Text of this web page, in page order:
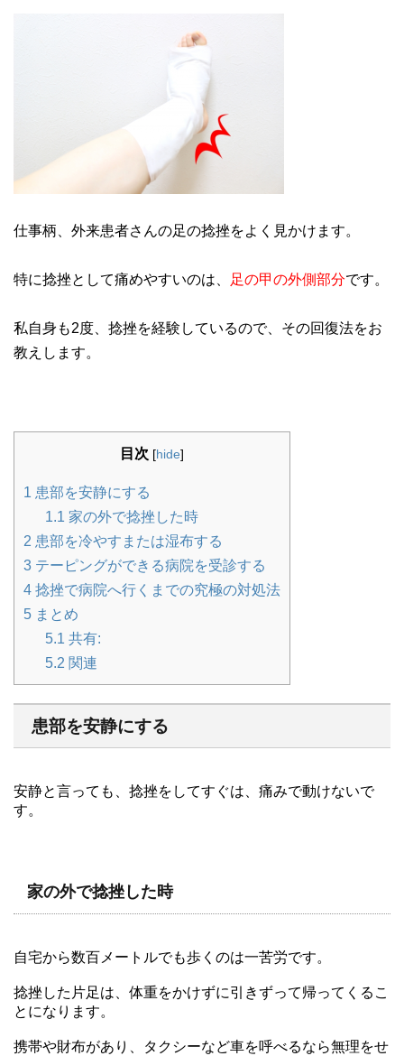
仕事柄、外来患者さんの足の捻挫をよく見かけます。
特に捻挫として痛めやすいのは、 足の甲の外側部分です。
私自身も2度、捻挫を経験しているので、その回復法をお
教えします。
目次 [hide]
1 患部を安静にする
1.1 家の外で捻挫した時
2 患部を冷やすまたは湿布する
3 テーピングができる病院を受診する
4 捻挫で病院へ行くまでの究極の対処法
5 まとめ
5.1 共有:
5.2 関連
患部を安静にする
安静と言っても、捻挫をしてすぐは、痛みで動けないで
す。
家の外で捻挫した時
自宅から数百メートルでも歩くのは一苦労です。
捻挫した片足は、体重をかけずに引きずって帰ってくるこ
とになります。
携帯や財布があり、タクシーなど車を呼べるなら無理をせ